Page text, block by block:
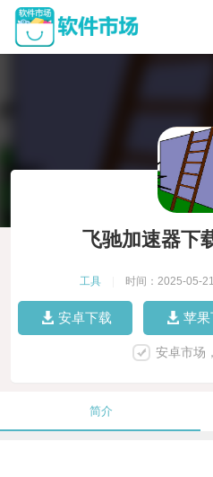
飞驰加速器下
工具 时间：2025-05-21
安卓下载 苹果
安卓市场
简介